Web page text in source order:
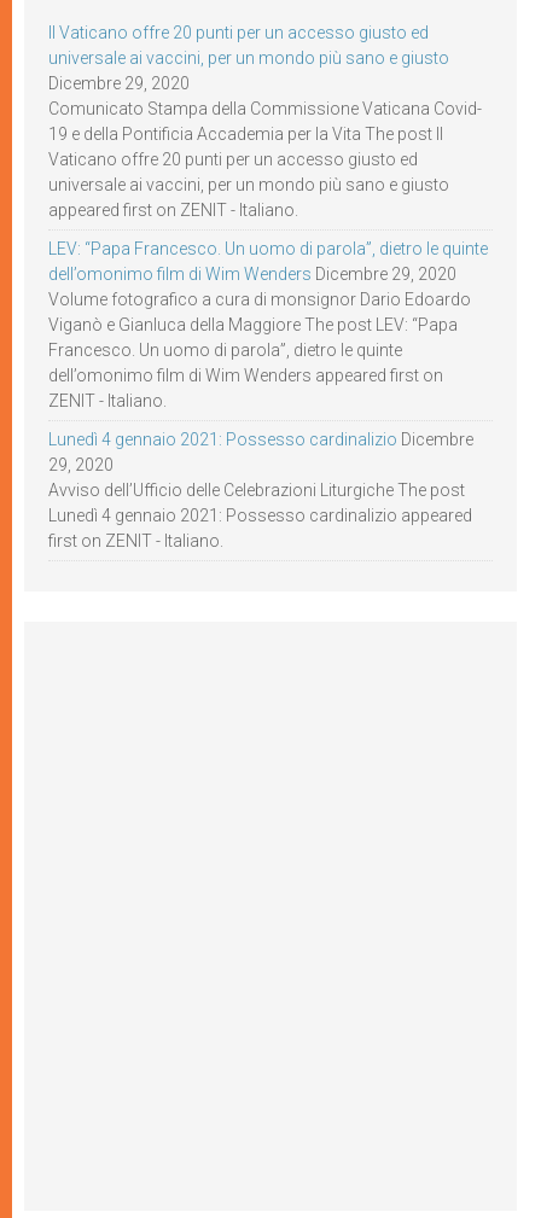
Il Vaticano offre 20 punti per un accesso giusto ed
universale ai vaccini, per un mondo più sano e giusto
Dicembre 29, 2020
Comunicato Stampa della Commissione Vaticana Covid-
19 e della Pontificia Accademia per la Vita The post Il
Vaticano offre 20 punti per un accesso giusto ed
universale ai vaccini, per un mondo più sano e giusto
appeared first on ZENIT - Italiano.
LEV: “Papa Francesco. Un uomo di parola”, dietro le quinte
dell’omonimo film di Wim Wenders Dicembre 29, 2020
Volume fotografico a cura di monsignor Dario Edoardo
Viganò e Gianluca della Maggiore The post LEV: “Papa
Francesco. Un uomo di parola”, dietro le quinte
dell’omonimo film di Wim Wenders appeared first on
ZENIT - Italiano.
Lunedì 4 gennaio 2021: Possesso cardinalizio Dicembre
29, 2020
Avviso dell’Ufficio delle Celebrazioni Liturgiche The post
Lunedì 4 gennaio 2021: Possesso cardinalizio appeared
first on ZENIT - Italiano.